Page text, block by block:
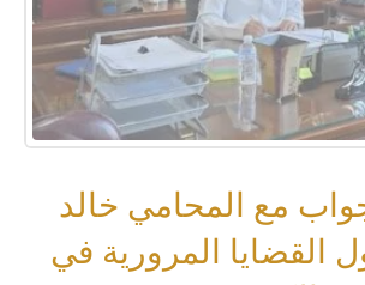
مع المحامي خالد
القضايا المرورية في